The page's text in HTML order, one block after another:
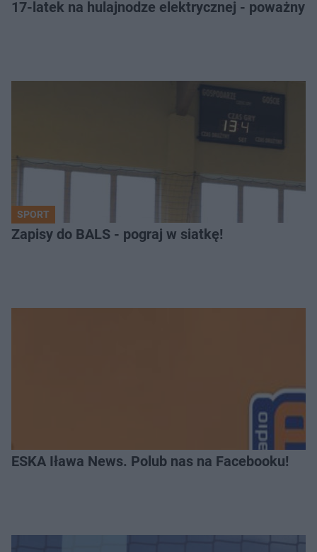
17-latek na hulajnodze elektrycznej - poważny
SPORT
Zapisy do BALS - pograj w siatkę!
ESKA Iława News. Polub nas na Facebooku!